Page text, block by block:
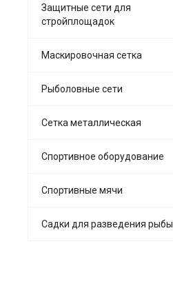
Защитные сети для
стройплощадок
Маскировочная сетка
Рыболовные сети
Сетка металлическая
Спортивное оборудование
Спортивные мячи
Садки для разведения рыбы